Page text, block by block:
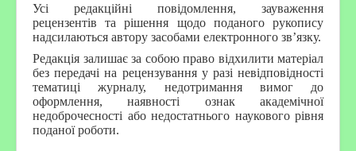
Усі редакційні повідомлення, зауваження
рецензентів та рішення щодо поданого рукопису
надсилаються автору засобами електронного зв’язку.
Редакція залишає за собою право відхилити матеріал
без передачі на рецензування у разі невідповідності
тематиці журналу, недотримання вимог до
оформлення, наявності ознак академічної
недоброчесності або недостатнього наукового рівня
поданої роботи.